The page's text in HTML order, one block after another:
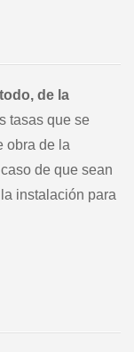
de la
tasas que se
obra de la
de que sean
instalación para